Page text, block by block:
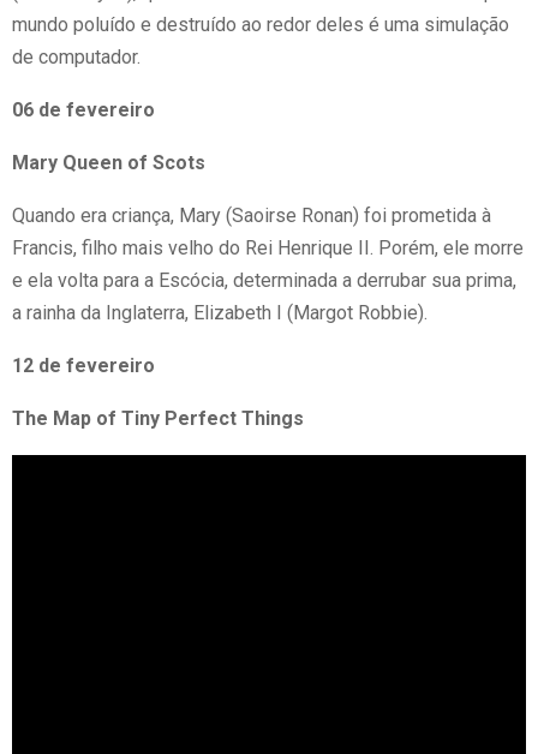
mundo poluído e destruído ao redor deles é uma simulação
de computador.
06 de fevereiro
Mary Queen of Scots
Quando era criança, Mary (Saoirse Ronan) foi prometida à
Francis, filho mais velho do Rei Henrique II. Porém, ele morre
e ela volta para a Escócia, determinada a derrubar sua prima,
a rainha da Inglaterra, Elizabeth I (Margot Robbie).
12 de fevereiro
The Map of Tiny Perfect Things